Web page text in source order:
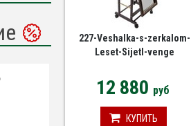
227-Veshalka-s-zerkalom-
Leset-Sijetl-venge
12 880 руб
КУПИТЬ